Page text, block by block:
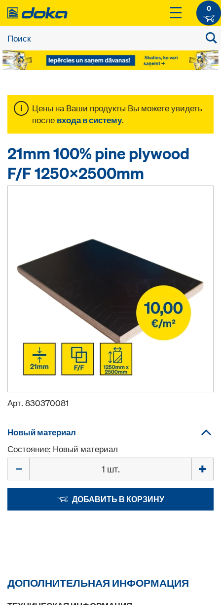
0
Цены на Ваши продукты Вы можете увидеть
после входа в систему.
21mm 100% pine plywood
F/F 1250x2500mm
Арт. 830370081
Новый материал
Состояние: Новый материал
ДОБАВИТЬ В КОРЗИНУ
ДОПОЛНИТЕЛЬНАЯ ИНФОРМАЦИЯ